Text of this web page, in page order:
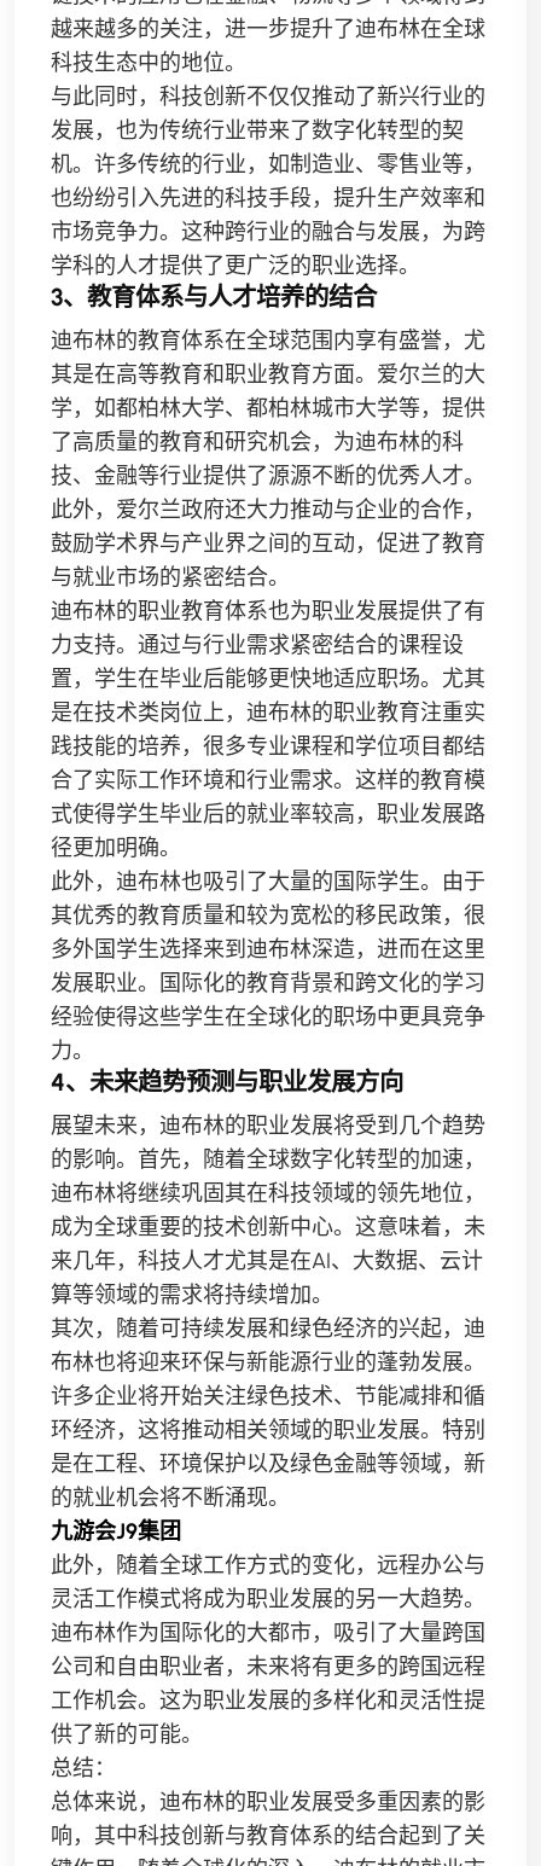
越来越多的关注，进一步提升了迪布林在全球
科技生态中的地位。
与此同时，科技创新不仅仅推动了新兴行业的
发展，也为传统行业带来了数字化转型的契
机。许多传统的行业，如制造业、零售业等，
也纷纷引入先进的科技手段，提升生产效率和
市场竞争力。这种跨行业的融合与发展，为跨
学科的人才提供了更广泛的职业选择。
3、教育体系与人才培养的结合
迪布林的教育体系在全球范围内享有盛誉，尤
其是在高等教育和职业教育方面。爱尔兰的大
学，如都柏林大学、都柏林城市大学等，提供
了高质量的教育和研究机会，为迪布林的科
技、金融等行业提供了源源不断的优秀人才。
此外，爱尔兰政府还大力推动与企业的合作，
鼓励学术界与产业界之间的互动，促进了教育
与就业市场的紧密结合。
迪布林的职业教育体系也为职业发展提供了有
力支持。通过与行业需求紧密结合的课程设
置，学生在毕业后能够更快地适应职场。尤其
是在技术类岗位上，迪布林的职业教育注重实
践技能的培养，很多专业课程和学位项目都结
合了实际工作环境和行业需求。这样的教育模
式使得学生毕业后的就业率较高，职业发展路
径更加明确。
此外，迪布林也吸引了大量的国际学生。由于
其优秀的教育质量和较为宽松的移民政策，很
多外国学生选择来到迪布林深造，进而在这里
发展职业。国际化的教育背景和跨文化的学习
经验使得这些学生在全球化的职场中更具竞争
力。
4、未来趋势预测与职业发展方向
展望未来，迪布林的职业发展将受到几个趋势
的影响。首先，随着全球数字化转型的加速，
迪布林将继续巩固其在科技领域的领先地位，
成为全球重要的技术创新中心。这意味着，未
来几年，科技人才尤其是在AI、大数据、云计
算等领域的需求将持续增加。
其次，随着可持续发展和绿色经济的兴起，迪
布林也将迎来环保与新能源行业的蓬勃发展。
许多企业将开始关注绿色技术、节能减排和循
环经济，这将推动相关领域的职业发展。特别
是在工程、环境保护以及绿色金融等领域，新
的就业机会将不断涌现。
九游会J9集团
此外，随着全球工作方式的变化，远程办公与
灵活工作模式将成为职业发展的另一大趋势。
迪布林作为国际化的大都市，吸引了大量跨国
公司和自由职业者，未来将有更多的跨国远程
工作机会。这为职业发展的多样化和灵活性提
供了新的可能。
总结：
总体来说，迪布林的职业发展受多重因素的影
响，其中科技创新与教育体系的结合起到了关